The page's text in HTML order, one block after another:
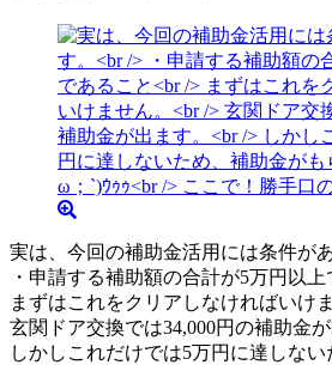
実は、今回の補助金活用には条件が
・申請する補助額の合計が5万円以上
まずはこれをクリアしなければいけま
玄関ドア交換では34,000円の補助金が
しかしこれだけでは5万円に達しない